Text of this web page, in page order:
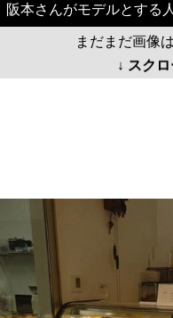
阪本さんがモデルとする
まだまだ画像
↓ スク